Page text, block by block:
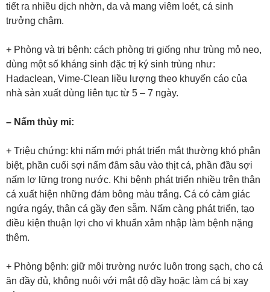
tiết ra nhiều dịch nhờn, da và mang viêm loét, cá sinh
trưởng chậm.
+ Phòng và trị bệnh: cách phòng trị giống như trùng mỏ neo,
dùng một số kháng sinh đặc trị ký sinh trùng như:
Hadaclean, Vime-Clean liều lượng theo khuyến cáo của
nhà sản xuất dùng liên tục từ 5 – 7 ngày.
– Nấm thủy mi:
+ Triệu chứng: khi nấm mới phát triển mắt thường khó phân
biệt, phần cuối sợi nấm đâm sâu vào thịt cá, phần đầu sợi
nấm lơ lững trong nước. Khi bệnh phát triển nhiều trên thân
cá xuất hiện những đám bông màu trắng. Cá có cảm giác
ngứa ngáy, thân cá gầy đen sẫm. Nấm càng phát triển, tạo
điều kiện thuận lợi cho vi khuẩn xâm nhập làm bệnh nặng
thêm.
+ Phòng bệnh: giữ môi trường nước luôn trong sạch, cho cá
ăn đầy đủ, không nuôi với mật độ dầy hoặc làm cá bị xay